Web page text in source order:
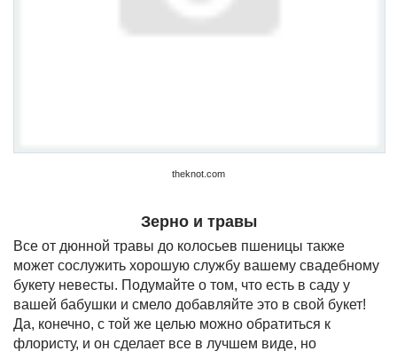
theknot.com
Зерно и травы
Все от дюнной травы до колосьев пшеницы также
может сослужить хорошую службу вашему свадебному
букету невесты. Подумайте о том, что есть в саду у
вашей бабушки и смело добавляйте это в свой букет!
Да, конечно, с той же целью можно обратиться к
флористу, и он сделает все в лучшем виде, но